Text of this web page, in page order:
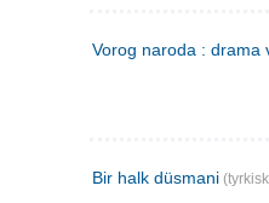
Vorog naroda : drama
Bir halk düsmani